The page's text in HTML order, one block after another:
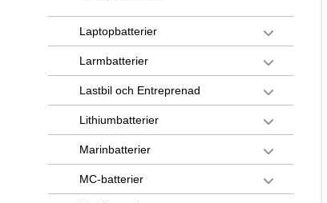
Laptopbatterier
Larmbatterier
Lastbil och Entreprenad
Lithiumbatterier
Marinbatterier
MC-batterier